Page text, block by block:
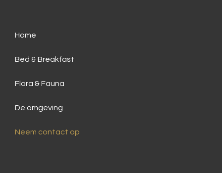
Home
Bed & Breakfast
Flora & Fauna
De omgeving
Neem contact op